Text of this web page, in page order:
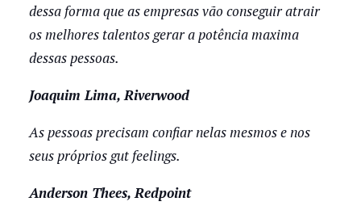
dessa forma que as empresas vão conseguir atrair
os melhores talentos gerar a potência maxima
dessas pessoas.
Joaquim Lima, Riverwood
As pessoas precisam confiar nelas mesmos e nos
seus próprios gut feelings.
Anderson Thees, Redpoint